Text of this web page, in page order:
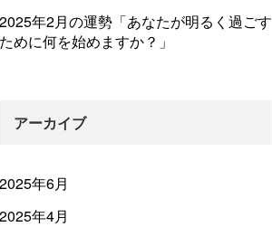
2025年2月の運勢「あなたが明るく過ごす
ために何を始めますか？」
アーカイブ
2025年6月
2025年4月